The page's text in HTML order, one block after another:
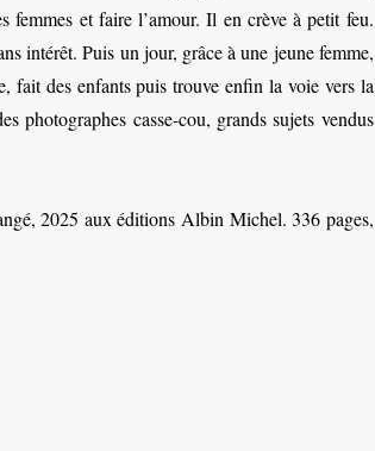
et faire l’amour. Il en crève à petit feu.
intérêt. Puis un jour, grâce à une jeune femme,
fait des enfants puis trouve enfin la voie vers la
photographes casse-cou, grands sujets vendus
2025 aux éditions Albin Michel. 336 pages,